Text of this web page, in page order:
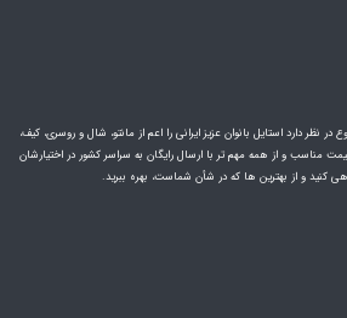
نظر دارد استایل بانوان عزیز ایرانی را اعم از مانتو، شال و روسری، کیف،
مناسب و از همه مهم تر با ارسال رایگان به سراسر کشور در اختیارشان
کنید و از بهترین ها که در شأن شماست، بهره ببرید.